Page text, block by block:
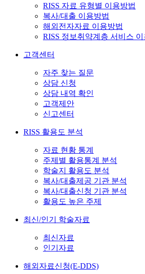
RISS 자료 유형별 이용방법
복사/대출 이용방법
해외전자자료 이용방법
RISS 정보취약계층 서비스 이
고객센터
자주 찾는 질문
상담 신청
상담 내역 확인
고객제안
신고센터
RISS 활용도 분석
자료 현황 통계
주제별 활용통계 분석
학술지 활용도 분석
복사/대출제공 기관 분석
복사/대출신청 기관 분석
활용도 높은 주제
최신/인기 학술자료
최신자료
인기자료
해외자료신청(E-DDS)